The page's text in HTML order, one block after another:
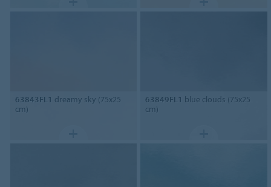
63843FL1 dreamy sky (75x25
cm)
63849FL1 blue clouds (75x25
cm)